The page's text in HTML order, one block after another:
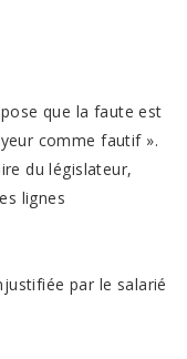
que la faute est
comme fautif ».
du législateur,
lignes
par le salarié